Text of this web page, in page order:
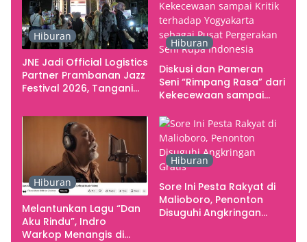
Hiburan
JNE Jadi Official Logistics
Partner Prambanan Jazz
Festival 2026, Tangani
Kebutuhan Konser
Hiburan
Diskusi dan Pameran
Seni “Rimpang Rasa” dari
Kekecewaan sampai
Yogyakarta sebagai
Pusat Pergerakan Seni
Rupa Indonesia
Hiburan
Melantunkan Lagu “Dan
Aku Rindu”, Indro
Warkop Menangis di
Hiburan
Sore Ini Pesta Rakyat di
Malioboro, Penonton
Disuguhi Angkringan